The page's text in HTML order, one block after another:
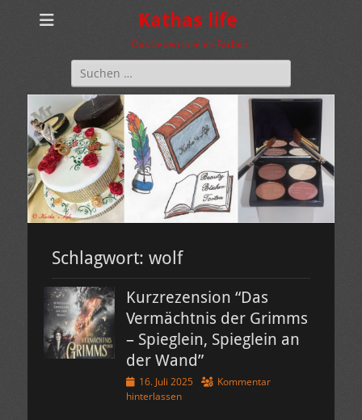
Kathas life
Das Leben in allen Farben
Suchen
nach:
Schlagwort: wolf
Kurzrezension “Das
Vermächtnis der Grimms
– Spieglein, Spieglein an
der Wand”
Veröffentlicht
am
16. Juli 2025
Kommentar
hinterlassen